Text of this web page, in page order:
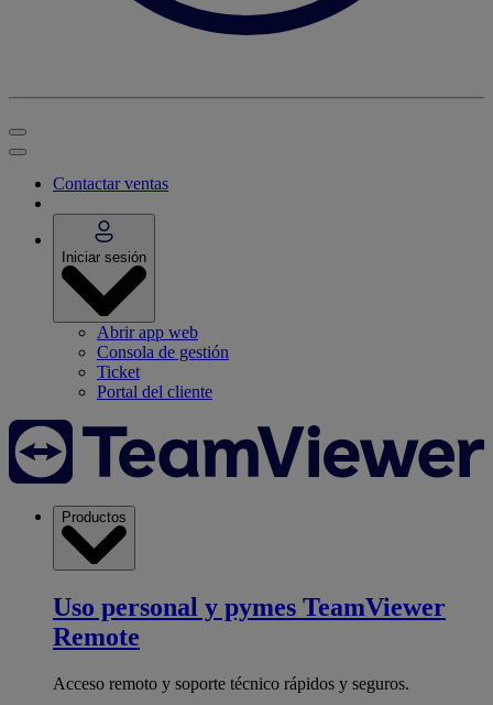
Contactar ventas
Iniciar sesión
Abrir app web
Consola de gestión
Ticket
Portal del cliente
Productos
Uso personal y pymes TeamViewer
Remote
Acceso remoto y soporte técnico rápidos y seguros.